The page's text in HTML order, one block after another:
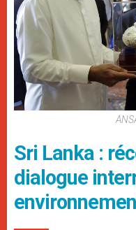
Sri Lanka :
dialogue